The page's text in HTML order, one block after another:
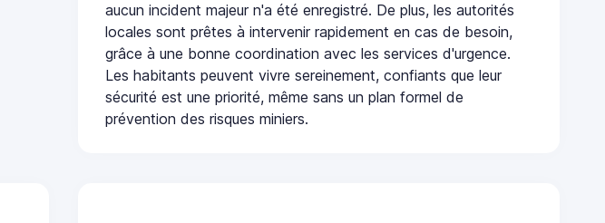
aucun incident majeur n'a été enregistré. De plus, les autorités
locales sont prêtes à intervenir rapidement en cas de besoin,
grâce à une bonne coordination avec les services d'urgence.
Les habitants peuvent vivre sereinement, confiants que leur
sécurité est une priorité, même sans un plan formel de
prévention des risques miniers.